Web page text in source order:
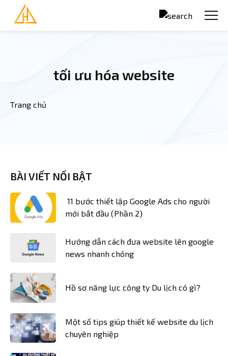
Nhảy đến nội dung
tối ưu hóa website
Bạn đang ở đây
Trang chủ
BÀI VIẾT NỔI BẬT
11 bước thiết lập Google Ads cho người
mới bắt đầu (Phần 2)
Hướng dẫn cách đưa website lên google
news nhanh chóng
Hồ sơ năng lực công ty Du lịch có gì?
Một số tips giúp thiết kế website du lịch
chuyên nghiệp